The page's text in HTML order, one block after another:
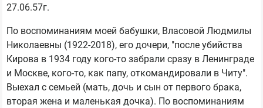
27.06.57г.
По воспоминаниям моей бабушки, Власовой Людмилы
Николаевны (1922-2018), его дочери, "после убийства
Кирова в 1934 году кого-то забрали сразу в Ленинграде
и Москве, кого-то, как папу, откомандировали в Читу".
Выехал с семьей (мать, дочь и сын от первого брака,
вторая жена и маленькая дочка). По воспоминаниям